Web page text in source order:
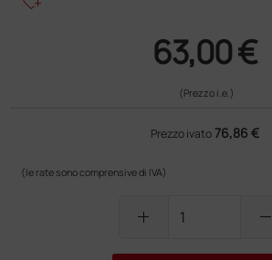
63,00 €
(Prezzo i.e.)
Prezzo ivato 76,86 €
(le rate sono comprensive di IVA)
add remove